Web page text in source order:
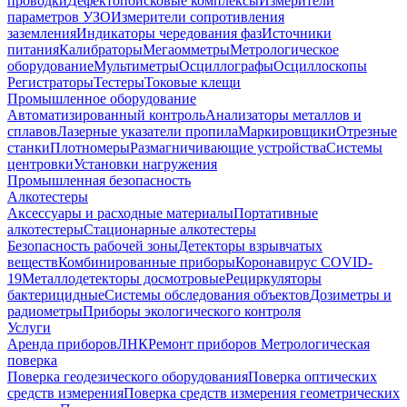
параметров УЗОИзмерители сопротивления
заземленияИндикаторы чередования фазИсточники
питанияКалибраторыМегаомметрыМетрологическое
оборудованиеМультиметрыОсциллографыОсциллоскопы
РегистраторыТестерыТоковые клещи
Промышленное оборудование
Автоматизированный контрольАнализаторы металлов и
сплавовЛазерные указатели пропилаМаркировщикиОтрезные
станкиПлотномерыРазмагничивающие устройстваСистемы
центровкиУстановки нагружения
Промышленная безопасность
Алкотестеры
Аксессуары и расходные материалыПортативные
алкотестерыСтационарные алкотестеры
Безопасность рабочей зоныДетекторы взрывчатых
веществКомбинированные приборыКоронавирус COVID-
19Металлодетекторы досмотровыеРециркуляторы
бактерицидныеСистемы обследования объектовДозиметры и
радиометрыПриборы экологического контроля
Услуги
Аренда приборовЛНКРемонт приборов Метрологическая
поверка
Поверка геодезического оборудованияПоверка оптических
средств измеренияПоверка средств измерения геометрических